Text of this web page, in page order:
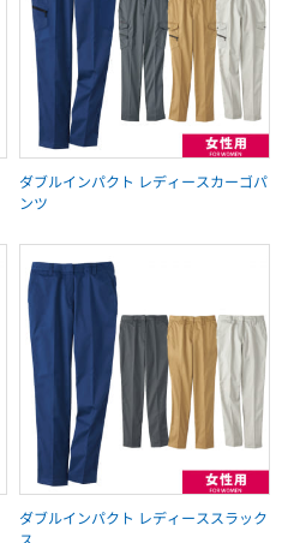
ダブルインパクト レディースカーゴパ
ンツ
ダブルインパクト レディーススラック
ス